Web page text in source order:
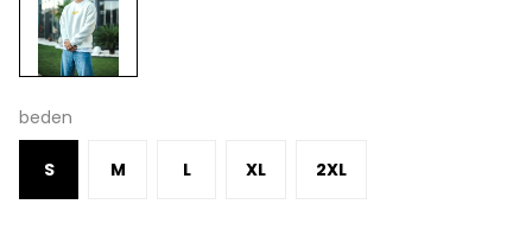
beden
S M L XL 2XL